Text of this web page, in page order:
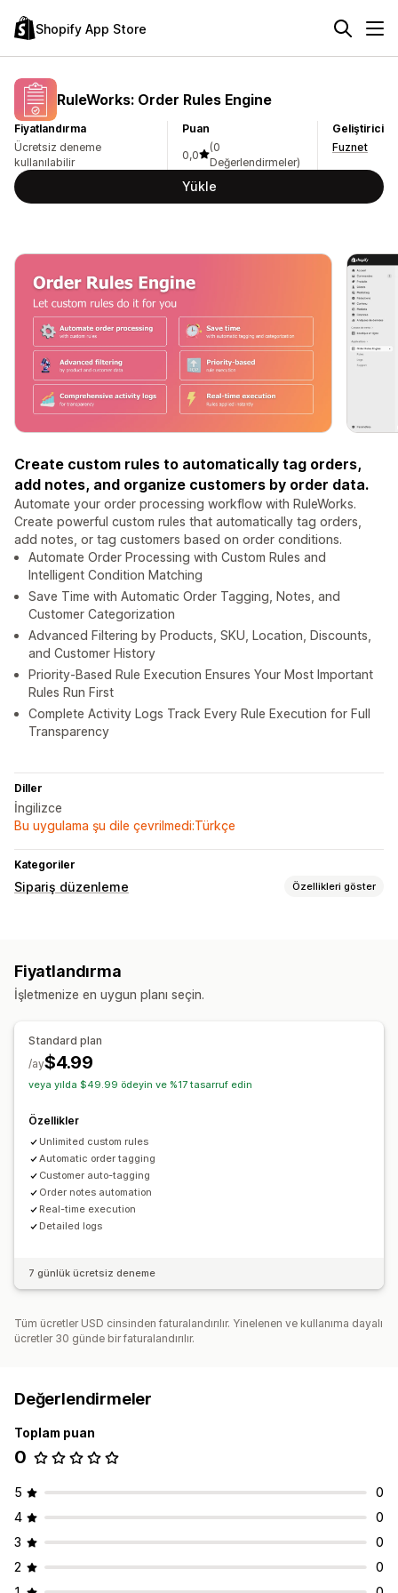
Shopify App Store
RuleWorks: Order Rules Engine
Fiyatlandırma
Ücretsiz deneme
kullanılabilir
Puan
0,0
(0
Değerlendirmeler)
Geliştirici
Fuznet
Yükle
Create custom rules to automatically tag orders,
add notes, and organize customers by order data.
Automate your order processing workflow with RuleWorks.
Create powerful custom rules that automatically tag orders,
add notes, or tag customers based on order conditions.
Automate Order Processing with Custom Rules and
Intelligent Condition Matching
Save Time with Automatic Order Tagging, Notes, and
Customer Categorization
Advanced Filtering by Products, SKU, Location, Discounts,
and Customer History
Priority-Based Rule Execution Ensures Your Most Important
Rules Run First
Complete Activity Logs Track Every Rule Execution for Full
Transparency
Diller
İngilizce
Bu uygulama şu dile çevrilmedi:Türkçe
Kategoriler
Sipariş düzenleme Özellikleri göster
Sipariş yönetimi
Fiyatlandırma
İşletmenize en uygun planı seçin.
Standard plan
$4.99
/ay
veya yılda $49.99 ödeyin ve %17 tasarruf edin
Özellikler
Unlimited custom rules
Automatic order tagging
Customer auto-tagging
Order notes automation
Real-time execution
Detailed logs
7 günlük ücretsiz deneme
Tüm ücretler USD cinsinden faturalandırılır. Yinelenen ve kullanıma dayalı
ücretler 30 günde bir faturalandırılır.
Değerlendirmeler
Toplam puan
0
5
0
4
0
3
0
2
0